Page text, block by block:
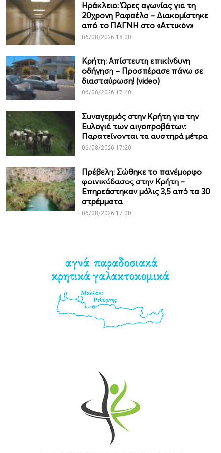
Ηράκλειο: Ώρες αγωνίας για τη
20χρονη Ραφαέλα – Διακομίστηκε
από το ΠΑΓΝΗ στο «Αττικόν»
06/08/2026 18:00
Κρήτη: Απίστευτη επικίνδυνη
οδήγηση – Προσπέρασε πάνω σε
διασταύρωση! (video)
06/08/2026 17:40
Συναγερμός στην Κρήτη για την
Ευλογιά των αιγοπροβάτων:
Παρατείνονται τα αυστηρά μέτρα
06/08/2026 17:20
Πρέβελη: Σώθηκε το πανέμορφο
φοινικόδασος στην Κρήτη –
Επηρεάστηκαν μόλις 3,5 από τα 30
στρέμματα
06/08/2026 17:00